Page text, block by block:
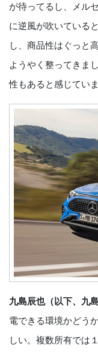
が待ってるし、メル
に逆風が吹いている
し、商品性はぐっと
ようやく整ってきま
性もあると感じていま
九島辰也（以下、九島
電できる環境かどう
しい。複数所有では